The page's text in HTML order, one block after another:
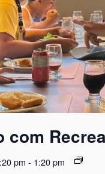
com
pm - 1:20 pm